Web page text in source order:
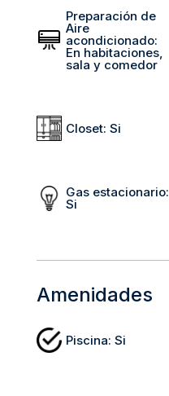
Preparación de
Aire
acondicionado:
En habitaciones,
sala y comedor
Closet:Si
Gas estacionario:
Si
Amenidades
Piscina:Si